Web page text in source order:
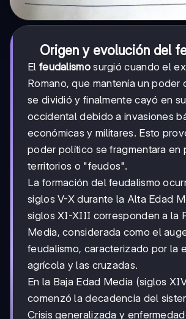
Origen y evolución del
El feudalismosurgió cuando el
Romano, que mantenía un poder
se dividió y finalmente cayó en
occidental debido a invasiones
económicas y militares. Esto
poder político se fragmentara en
territorios o "feudos".
La formación del feudalismo
siglos V-X durante la Alta Edad
siglos XI-XIII corresponden a la
Media, considerada como el
feudalismo, caracterizado por la
agrícola y las cruzadas.
En la Baja Edad Media (siglos
comenzó la decadencia del
Crisis generalizada y